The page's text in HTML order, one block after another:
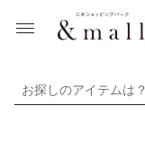
お探しのアイテムは？